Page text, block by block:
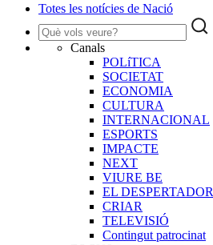
Totes les notícies de Nació
Canals
POLíTICA
SOCIETAT
ECONOMIA
CULTURA
INTERNACIONAL
ESPORTS
IMPACTE
NEXT
VIURE BE
EL DESPERTADOR
CRIAR
TELEVISIÓ
Contingut patrocinat